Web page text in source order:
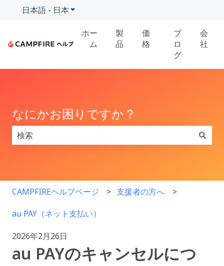
日本語 - 日本翻訳のサブメニューを表示
ホー
ム
製
品
価
格
ブ
ロ
グ
会
社
なにかお困りですか？
CAMPFIREヘルプページ 支援者の方へ
au PAY（ネット支払い）
2026年2月26日
au PAYのキャンセルにつ